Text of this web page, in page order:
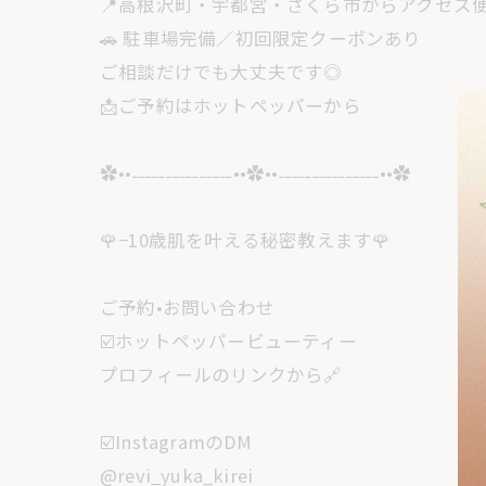
🚗 駐車場完備／初回限定クーポンあり
ご相談だけでも大丈夫です◎
📩ご予約はホットペッパーから
✿••˗˗˗˗˗˗˗˗˗˗˗˗˗˗˗••✿••˗˗˗˗˗˗˗˗˗˗˗˗˗˗˗••✿
🌹−10歳肌を叶える秘密教えます🌹
ご予約•お問い合わせ
☑️ホットペッパービューティー
プロフィールのリンクから🔗
☑️InstagramのDM
@revi_yuka_kirei